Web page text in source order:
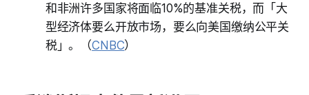
和非洲许多国家将面临10%的基准关税，而「大
型经济体要么开放市场，要么向美国缴纳公平关
税」。（CNBC）